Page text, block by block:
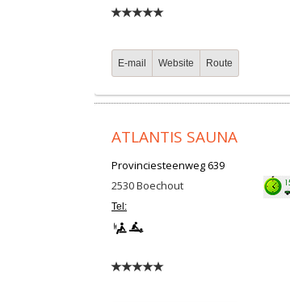
E-mail Website Route
ATLANTIS SAUNA
Provinciesteenweg 639
2530Boechout
Tel: